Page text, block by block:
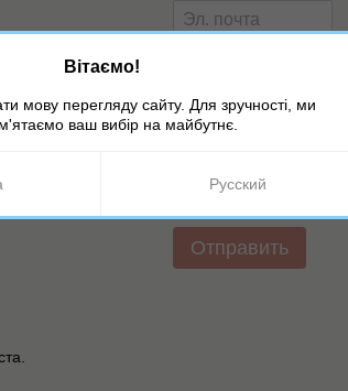
Оцените товар
Отправить
Вітаємо!
мову перегляду сайту. Для зручності, ми
ваш вибір на майбутнє.
Русский